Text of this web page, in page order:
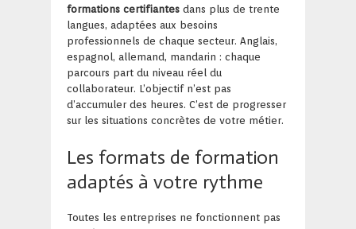
formations certifiantes dans plus de trente
langues, adaptées aux besoins
professionnels de chaque secteur. Anglais,
espagnol, allemand, mandarin : chaque
parcours part du niveau réel du
collaborateur. L’objectif n’est pas
d’accumuler des heures. C’est de progresser
sur les situations concrètes de votre métier.
Les formats de formation
adaptés à votre rythme
Toutes les entreprises ne fonctionnent pas